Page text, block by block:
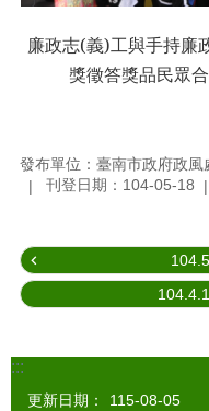
廉政志(義)工與手持廉
獎徵答獎品民眾
發布單位：臺南市政府政風
刊登日期：104-05-18
:::
更新日期：
115-08-05